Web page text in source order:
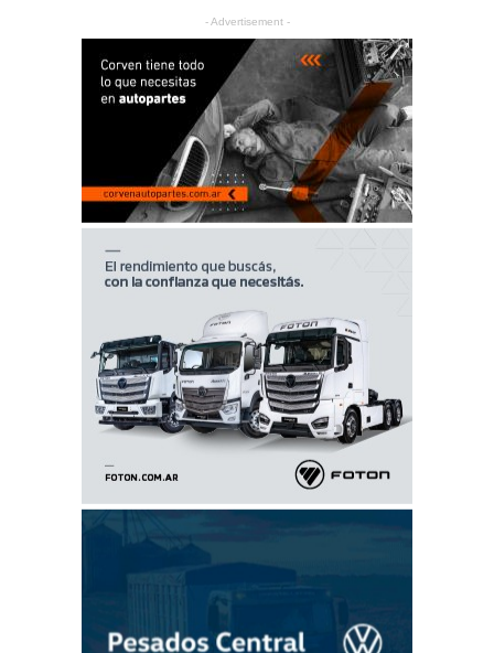
- Advertisement -